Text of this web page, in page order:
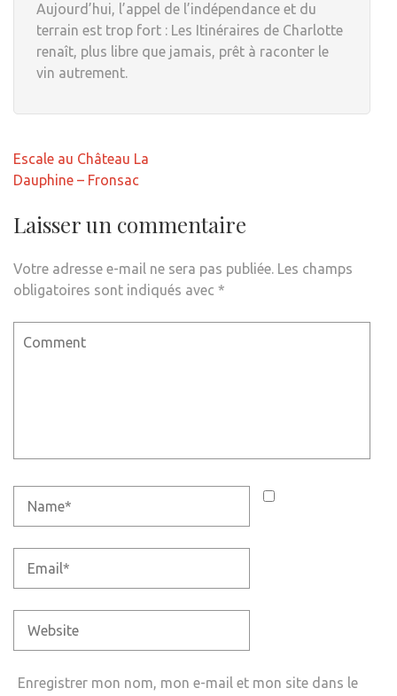
Aujourd’hui, l’appel de l’indépendance et du
terrain est trop fort : Les Itinéraires de Charlotte
renaît, plus libre que jamais, prêt à raconter le
vin autrement.
Navigation
de
Escale au Château La
Dauphine – Fronsac
Laisser un commentaire
Votre adresse e-mail ne sera pas publiée. Les champs
obligatoires sont indiqués avec *
Enregistrer mon nom, mon e-mail et mon site dans le